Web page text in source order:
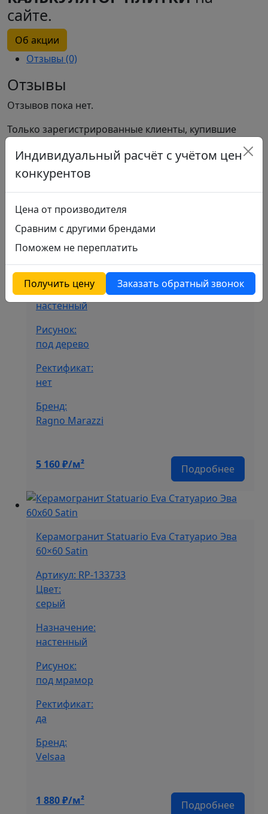
сайте.
Об акции
Отзывы (0)
Отзывы
Отзывов пока нет.
Только зарегистрированные клиенты, купившие
Похожие
Керамогранит Woodglam Pav. Naturale
Артикул: R06P
Цвет:
бежевый
Назначение:
настенный
Рисунок:
под дерево
Ректификат:
нет
Бренд:
Ragno Marazzi
Подробнее
5 160₽/м²
Керамогранит Statuario Eva Статуарио Эва
60×60 Satin
Артикул: RP-133733
Цвет:
серый
Назначение:
настенный
Рисунок:
под мрамор
Ректификат:
да
Бренд:
Velsaa
Подробнее
1 880₽/м²
Индивидуальный расчёт с учётом цен
конкурентов
Цена от производителя
Сравним с другими брендами
Поможем не переплатить
Получить цену Заказать обратный звонок